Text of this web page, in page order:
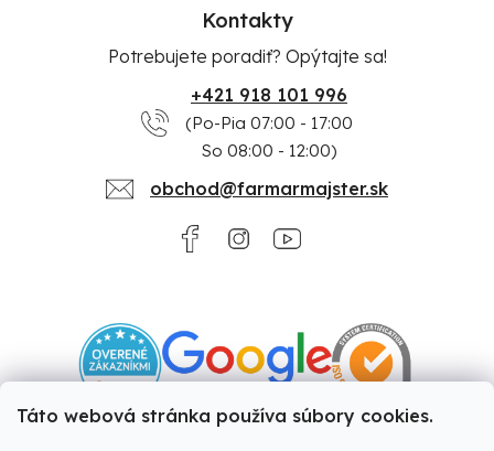
Táto webová stránka používa súbory cookies.
Kontakty
Potrebujete poradiť? Opýtajte sa!
+421 918 101 996
(Po-Pia 07:00 - 17:00
So 08:00 - 12:00)
obchod@farmarmajster.sk